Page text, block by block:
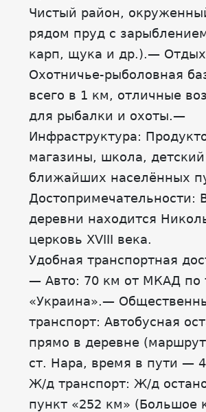
Чистый район,
рядом пруд с
карп, щука и др.).—
Охотничье-рыболовная
всего в 1 км, отличные
для рыбалки и охоты.—
Инфраструктура:
магазины, школа,
ближайших населённых
Достопримечательности:
деревни находится
церковь XVIII века.
Удобная транспортная
— Авто: 70 км от МКАД по
«Украина».—
транспорт: Автобусная
прямо в деревне
ст. Нара, время в пути —
Ж/д транспорт: Ж/д
пункт «252 км» (Большое